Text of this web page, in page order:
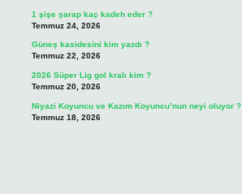
1 şişe şarap kaç kadeh eder ?
Temmuz 24, 2026
Güneş kasidesini kim yazdı ?
Temmuz 22, 2026
2026 Süper Lig gol kralı kim ?
Temmuz 20, 2026
Niyazi Koyuncu ve Kazım Koyuncu’nun neyi oluyor ?
Temmuz 18, 2026